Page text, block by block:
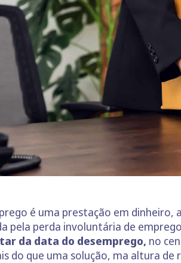
é uma prestação em
pela perda involuntária de
da data do desemprego, no
do que uma solução, ma altura de